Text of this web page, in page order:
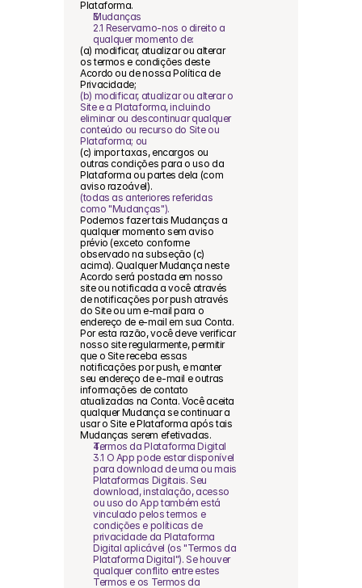
Plataforma.
Mudanças
2.1 Reservamo-nos o direito a
qualquer momento de:
(a) modificar, atualizar ou alterar
os termos e condições deste
Acordo ou de nossa Política de
Privacidade;
(b) modificar, atualizar ou alterar o
Site e a Plataforma, incluindo
eliminar ou descontinuar qualquer
conteúdo ou recurso do Site ou
Plataforma; ou
(c) impor taxas, encargos ou
outras condições para o uso da
Plataforma ou partes dela (com
aviso razoável).
(todas as anteriores referidas
como "Mudanças").
Podemos fazer tais Mudanças a
qualquer momento sem aviso
prévio (exceto conforme
observado na subseção (c)
acima). Qualquer Mudança neste
Acordo será postada em nosso
site ou notificada a você através
de notificações por push através
do Site ou um e-mail para o
endereço de e-mail em sua Conta.
Por esta razão, você deve verificar
nosso site regularmente, permitir
que o Site receba essas
notificações por push, e manter
seu endereço de e-mail e outras
informações de contato
atualizadas na Conta. Você aceita
qualquer Mudança se continuar a
usar o Site e Plataforma após tais
Mudanças serem efetivadas.
Termos da Plataforma Digital
3.1 O App pode estar disponível
para download de uma ou mais
Plataformas Digitais. Seu
download, instalação, acesso
ou uso do App também está
vinculado pelos termos e
condições e políticas de
privacidade da Plataforma
Digital aplicável (os "Termos da
Plataforma Digital"). Se houver
qualquer conflito entre estes
Termos e os Termos da